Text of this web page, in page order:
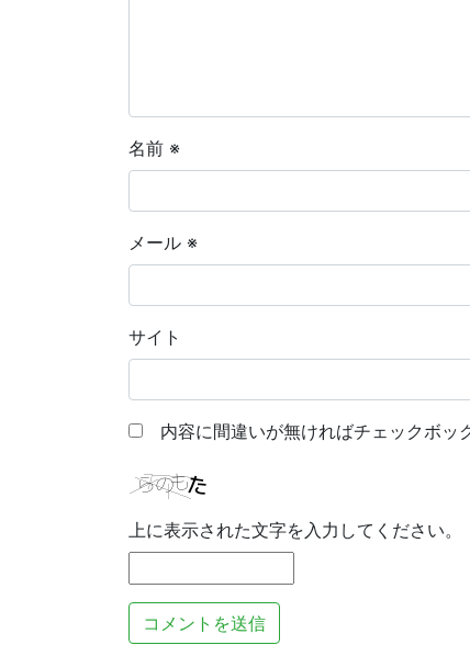
名前 ※
メール ※
サイト
内容に間違いが無ければチェックボッ
上に表示された文字を入力してください。